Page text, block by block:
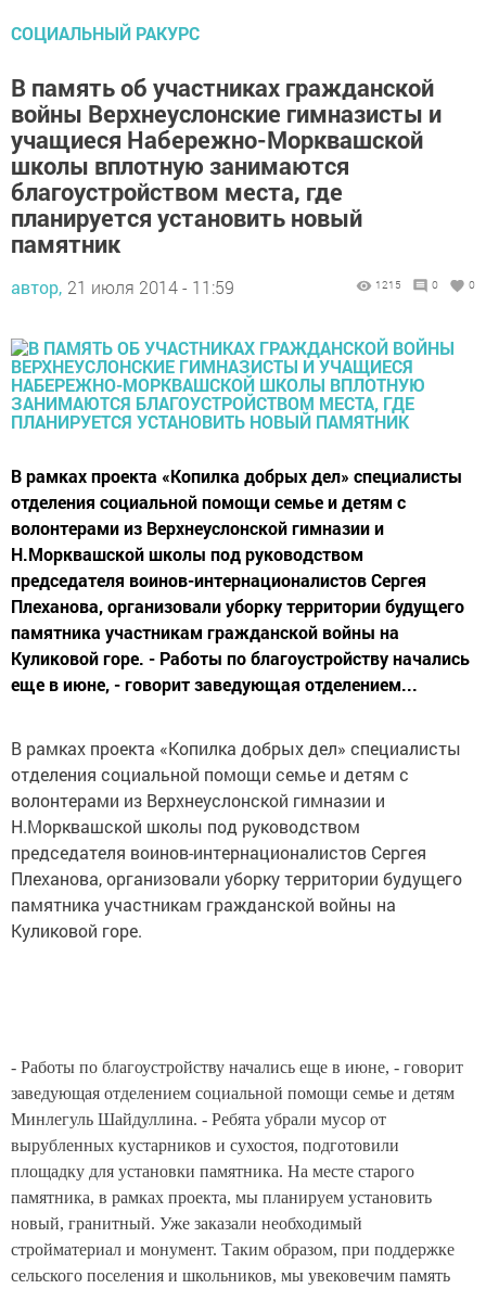
СОЦИАЛЬНЫЙ РАКУРС
В память об участниках гражданской
войны Верхнеуслонские гимназисты и
учащиеся Набережно-Морквашской
школы вплотную занимаются
благоустройством места, где
планируется установить новый
памятник
автор, 21 июля 2014 - 11:59 1215 0 0
В рамках проекта «Копилка добрых дел» специалисты
отделения социальной помощи семье и детям с
волонтерами из Верхнеуслонской гимназии и
Н.Морквашской школы под руководством
председателя воинов-интернационалистов Сергея
Плеханова, организовали уборку территории будущего
памятника участникам гражданской войны на
Куликовой горе. - Работы по благоустройству начались
еще в июне, - говорит заведующая отделением...
В рамках проекта «Копилка добрых дел» специалисты
отделения социальной помощи семье и детям с
волонтерами из Верхнеуслонской гимназии и
Н.Морквашской школы под руководством
председателя воинов-интернационалистов Сергея
Плеханова, организовали уборку территории будущего
памятника участникам гражданской войны на
Куликовой горе.
- Работы по благоустройству начались еще в июне, - говорит
заведующая отделением социальной помощи семье и детям
Минлегуль Шайдуллина. - Ребята убрали мусор от
вырубленных кустарников и сухостоя, подготовили
площадку для установки памятника. На месте старого
памятника, в рамках проекта, мы планируем установить
новый, гранитный. Уже заказали необходимый
стройматериал и монумент. Таким образом, при поддержке
сельского поселения и школьников, мы увековечим память